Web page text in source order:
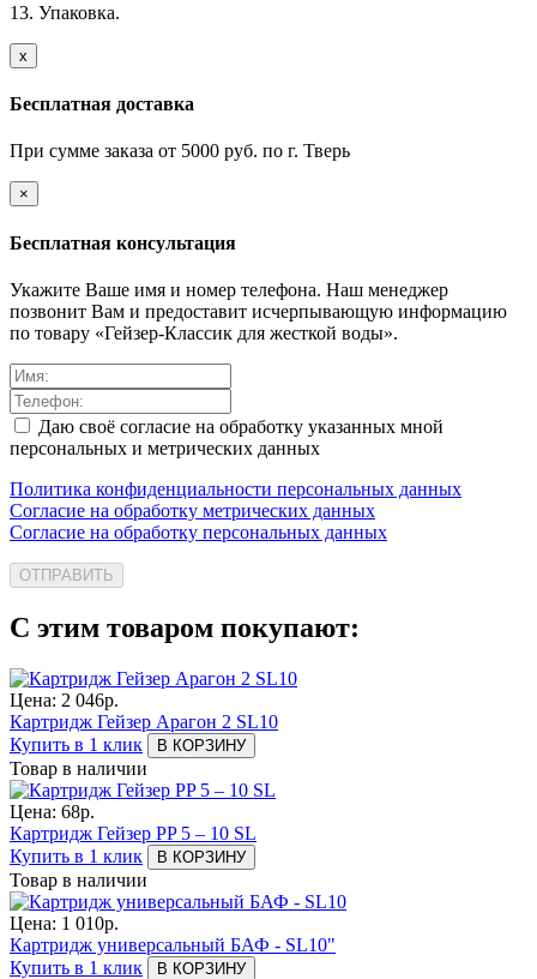
13. Упаковка.
х
Бесплатная доставка
При сумме заказа от 5000 руб. по г. Тверь
×
Бесплатная консультация
Укажите Ваше имя и номер телефона. Наш менеджер
позвонит Вам и предоставит исчерпывающую информацию
по товару «Гейзер-Классик для жесткой воды».
Даю своё согласие на обработку указанных мной
персональных и метрических данных
Политика конфиденциальности персональных данных
Согласие на обработку метрических данных
Согласие на обработку персональных данных
ОТПРАВИТЬ
С этим товаром покупают:
Цена: 2 046р.
Картридж Гейзер Арагон 2 SL10
Купить в 1 клик
В КОРЗИНУ
Товар в наличии
Цена: 68р.
Картридж Гейзер PP 5 – 10 SL
Купить в 1 клик
В КОРЗИНУ
Товар в наличии
Цена: 1 010р.
Картридж универсальный БАФ - SL10"
Купить в 1 клик
В КОРЗИНУ